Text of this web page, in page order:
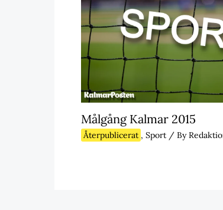
Målgång Kalmar 2015
Återpublicerat , Sport / By